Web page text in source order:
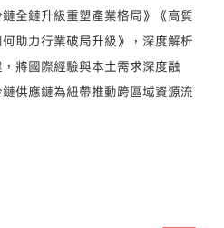
全鏈升級重塑產業格局》《高質
助力行業破局升級》，深度解析
將國際經驗與本土需求深度融
供應鏈為紐帶推動跨區域資源流